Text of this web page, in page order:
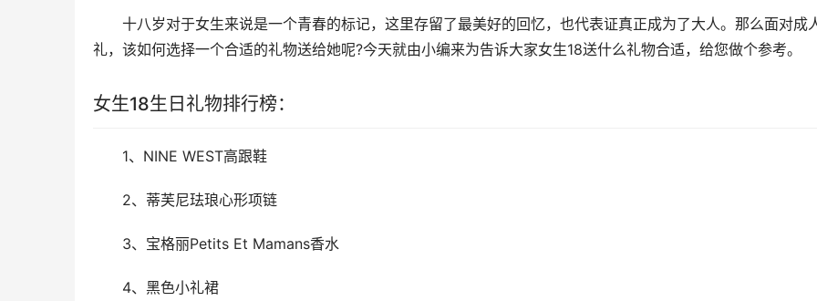
十八岁对于女生来说是一个青春的标记，这里存留了最美好的回忆，也代表证真正成为了大人。那么面对成
礼，该如何选择一个合适的礼物送给她呢?今天就由小编来为告诉大家女生18送什么礼物合适，给您做个参考。
女生18生日礼物排行榜：
1、NINE WEST高跟鞋
2、蒂芙尼珐琅心形项链
3、宝格丽Petits Et Mamans香水
4、黑色小礼裙